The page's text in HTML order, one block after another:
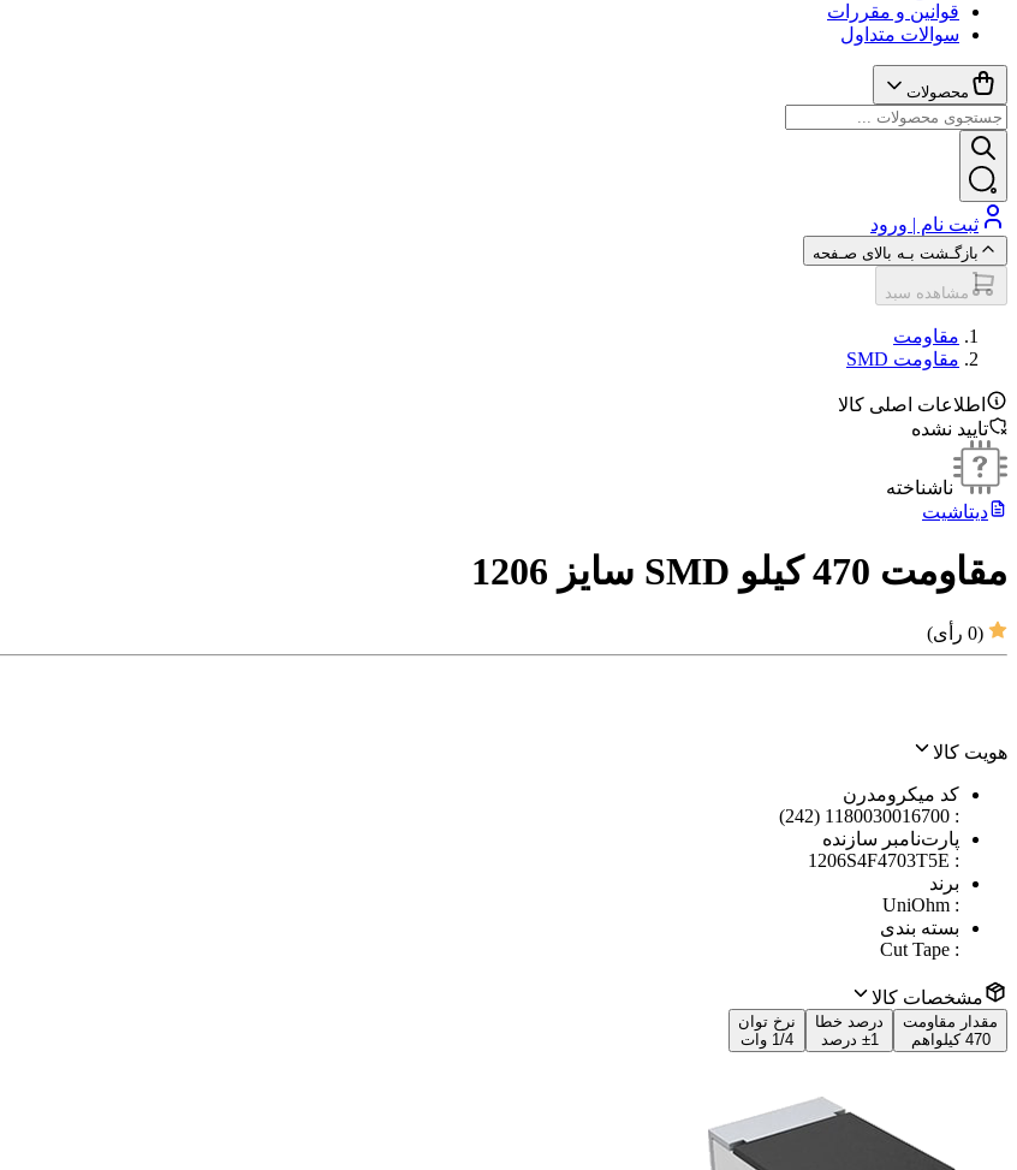
قوانین و مقررات
سوالات متداول
محصولات
ثبت نام | ورود
بازگـشت بـه بالای صـفحه
مشاهده سبد
مقاومت‌
مقاومت SMD
اطلاعات اصلی کالا
تایید نشده
ناشناخته
دیتاشیت
مقاومت 470 کیلو SMD سایز 1206
(
0 رأی)
هویت کالا
کد میکرومدرن
:
1180030016700 (242)
پارت‌نامبر سازنده
:
1206S4F4703T5E
برند
:
UniOhm
بسته بندی
:
Cut Tape
مشخصات کالا
مقدار مقاومت
470 کیلواهم
درصد خطا
±1 درصد
نرخ توان
1/4 وات